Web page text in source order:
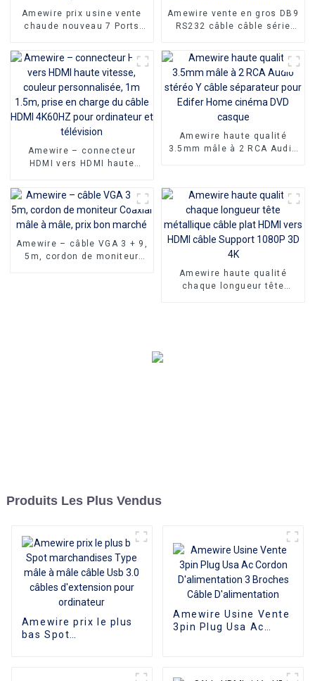
Amewire prix usine vente
chaude nouveau 7 Ports
interrupteur marche/arrêt
pour PC portable
Amewire vente en gros DB9
RS232 câble câble série
broches adaptateurs de
câble série pour la
Communication de
données
Amewire – connecteur
HDMI vers HDMI haute
personnalisée, 1m 1.5m,
prise en charge du câble
HDMI 4K60HZ pour
ordinateur et télévision
Amewire haute qualité
3.5mm mâle à 2 RCA Audio
Amewire – câble VGA 3 + 9,
5m, cordon de moniteur
Amewire haute qualité
chaque longueur tête
Produits Les Plus Vendus
Amewire prix le plus
bas Spot
Amewire Usine Vente
3pin Plug Usa Ac
D'alimentation